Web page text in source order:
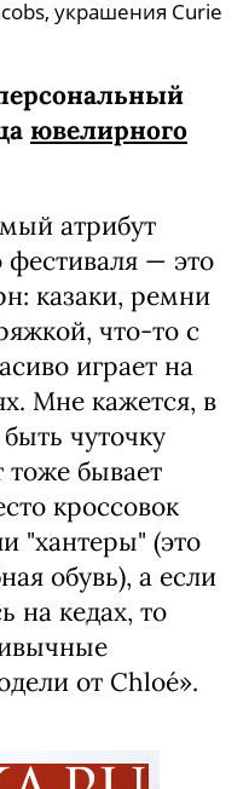
украшения Curie
ювелирного
атрибут
— это
казаки, ремни
что-то с
играет на
Мне кажется, в
чуточку
тоже бывает
кроссовок
"хантеры" (это
обувь), а если
на кедах, то
от Chloé».